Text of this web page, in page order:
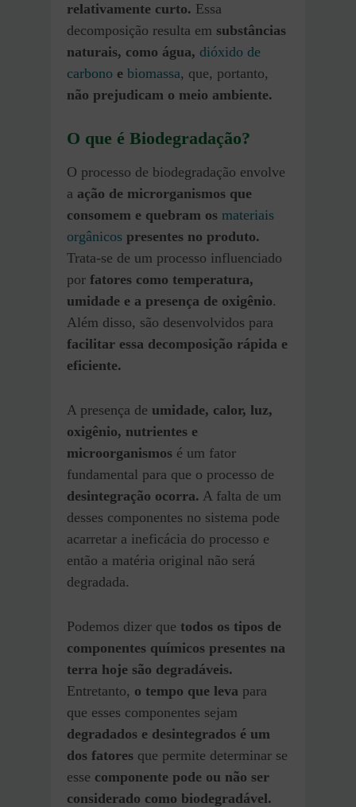
relativamente curto. Essa
decomposição resulta em substâncias
naturais, como água, dióxido de
carbono e biomassa, que, portanto,
não prejudicam o meio ambiente.
O que é Biodegradação?
O processo de biodegradação envolve
a ação de microrganismos que
consomem e quebram os materiais
orgânicos presentes no produto.
Trata-se de um processo influenciado
por fatores como temperatura,
umidade e a presença de oxigênio.
Além disso, são desenvolvidos para
facilitar essa decomposição rápida e
eficiente.
A presença de umidade, calor, luz,
oxigênio, nutrientes e
microorganismos é um fator
fundamental para que o processo de
desintegração ocorra. A falta de um
desses componentes no sistema pode
acarretar a ineficácia do processo e
então a matéria original não será
degradada.
Podemos dizer que todos os tipos de
componentes químicos presentes na
terra hoje são degradáveis.
Entretanto, o tempo que leva para
que esses componentes sejam
degradados e desintegrados é um
dos fatores que permite determinar se
esse componente pode ou não ser
considerado como biodegradável.